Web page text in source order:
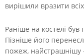
вирішили вразити
Раніше на костелі був
Пізніше його
пожеж, найстрашнішу